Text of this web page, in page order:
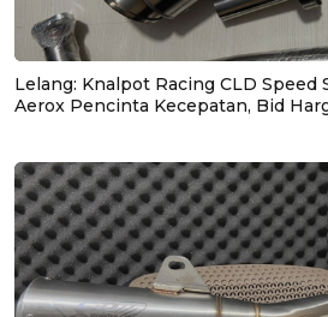
Lelang: Knalpot Racing CLD Speed
Aerox Pencinta Kecepatan, Bid